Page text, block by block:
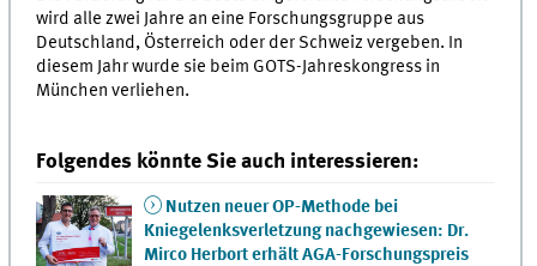
wird alle zwei Jahre an eine Forschungsgruppe aus
Deutschland, Österreich oder der Schweiz vergeben. In
diesem Jahr wurde sie beim GOTS-Jahreskongress in
München verliehen.
Folgendes könnte Sie auch interessieren:
Nutzen neuer OP-Methode bei
Kniegelenksverletzung nachgewiesen: Dr.
Mirco Herbort erhält AGA-Forschungspreis